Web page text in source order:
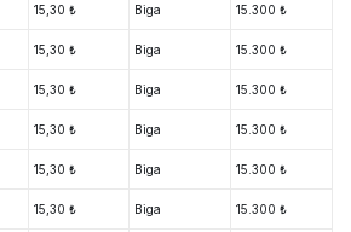
15,30 ₺ Biga 15.300 ₺
15,30 ₺ Biga 15.300 ₺
15,30 ₺ Biga 15.300 ₺
15,30 ₺ Biga 15.300 ₺
15,30 ₺ Biga 15.300 ₺
15,30 ₺ Biga 15.300 ₺